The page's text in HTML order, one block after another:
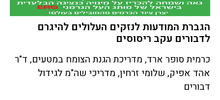
הגברת המודעות לנזקים העלולים להיגרם
לדבורים עקב ריסוסים
כרמית סופר ארד, מדריכת הגנת הצומח במטעים, ד"ר
אהד אפיק, שלומי זרחין, מדריכי שה"מ לגידול
דבורים